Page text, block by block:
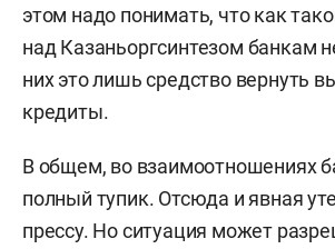
этом надо понимать, что как
над Казаньоргсинтезом банкам
них это лишь средство вернуть
кредиты.
В общем, во взаимоотношениях
полный тупик. Отсюда и явная
прессу. Но ситуация может